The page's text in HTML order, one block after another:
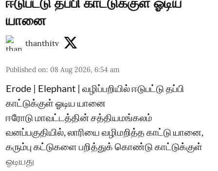
யானை
thanthitv
Published on: 08 Aug 2026, 6:54 am
Erode | Elephant | வழிப்பறியில் ஈடுபட்டு தப்பி
காட்டுக்குள் ஓடிய யானை
ஈரோடு மாவட்டத்தின் சத்தியமங்கலம்
வனப்பகுதியில், லாரியை வழிமறித்த காட்டு யானை,
கரும்பு கட்டுகளை பறித்துக் கொண்டு காட்டுக்குள்
ஓடியது